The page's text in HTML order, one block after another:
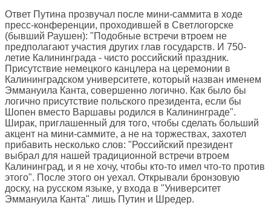
Ответ Путина прозвучал после мини-саммита в ходе
пресс-конференции, проходившей в Светлогорске
(бывший Раушен): "Подобные встречи втроем не
предполагают участия других глав государств. И 750-
летие Калининграда - чисто российский праздник.
Присутствие немецкого канцлера на церемонии в
Калининградском университете, который назван именем
Эммануила Канта, совершенно логично. Как было бы
логично присутствие польского президента, если бы
Шопен вместо Варшавы родился в Калининграде".
Ширак, приглашенный для того, чтобы сделать больший
акцент на мини-саммите, а не на торжествах, захотел
прибавить несколько слов: "Российский президент
выбрал для нашей традиционной встречи втроем
Калининград, и я не хочу, чтобы кто-то имел что-то против
этого". После этого он уехал. Открывали бронзовую
доску, на русском языке, у входа в "Университет
Эммануила Канта" лишь Путин и Шредер.